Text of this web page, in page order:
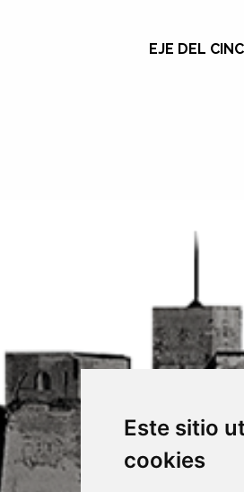
Este sitio
cookies
EJE DEL